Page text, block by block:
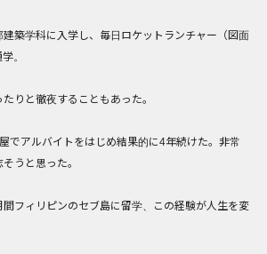
築学科に入学し、毎日ロケットランチャー（図面
。
りと徹夜することもあった。
でアルバイトをはじめ結果的に4年続けた。非常
うと思った。
フィリピンのセブ島に留学、この経験が人生を変